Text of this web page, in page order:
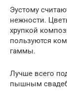
Эустому
нежности.
хрупкой
пользуются
гаммы.
Лучше всего
пышным